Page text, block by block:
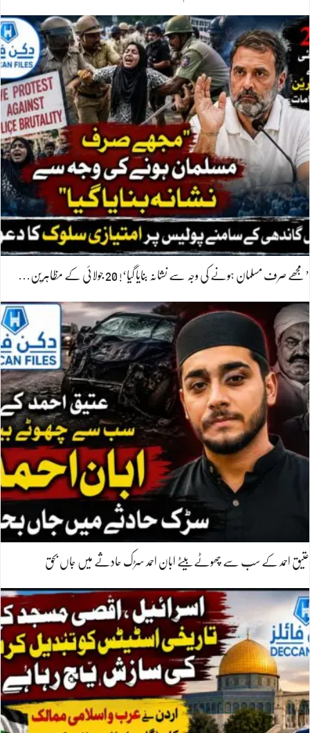
’مجھے صرف مسلمان ہونے کی وجہ سے نشانہ بنایا گیا‘! 20 جولائی کے مظاہرین…
عتیق احمد کے سب سے چھوٹے بیٹے ابان احمد سڑک حادثے میں جاں بحق